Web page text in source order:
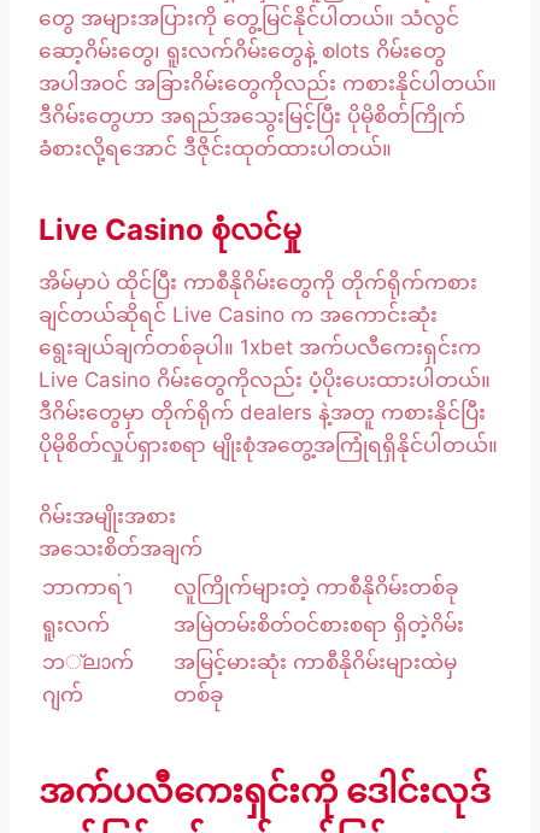
တွေ အများအပြားကို တွေ့မြင်နိုင်ပါတယ်။ သံလွင်
ဆော့ဂိမ်းတွေ၊ ရူးလက်ဂိမ်းတွေနဲ့ စlots ဂိမ်းတွေ
အပါအဝင် အခြားဂိမ်းတွေကိုလည်း ကစားနိုင်ပါတယ်။
ဒီဂိမ်းတွေဟာ အရည်အသွေးမြင့်ပြီး ပိုမိုစိတ်ကြိုက်
ခံစားလို့ရအောင် ဒီဇိုင်းထုတ်ထားပါတယ်။
Live Casino စုံလင်မှု
အိမ်မှာပဲ ထိုင်ပြီး ကာစီနိုဂိမ်းတွေကို တိုက်ရိုက်ကစား
ချင်တယ်ဆိုရင် Live Casino က အကောင်းဆုံး
ရွေးချယ်ချက်တစ်ခုပါ။ 1xbet အက်ပလီကေးရှင်းက
Live Casino ဂိမ်းတွေကိုလည်း ပံ့ပိုးပေးထားပါတယ်။
ဒီဂိမ်းတွေမှာ တိုက်ရိုက် dealers နဲ့အတူ ကစားနိုင်ပြီး
ပိုမိုစိတ်လှုပ်ရှားစရာ မျိုးစုံအတွေ့အကြုံရရှိနိုင်ပါတယ်။
ဂိမ်းအမျိုးအစား
အသေးစိတ်အချက်
ဘာကာရ่า
လူကြိုက်များတဲ့ ကာစီနိုဂိမ်းတစ်ခု
ရူးလက်
အမြဲတမ်းစိတ်ဝင်စားစရာ ရှိတဲ့ဂိမ်း
ဘ്ലാက်
ဂျက်
အမြင့်မားဆုံး ကာစီနိုဂိမ်းများထဲမှ
တစ်ခု
အက်ပလီကေးရှင်းကို ဒေါင်းလုဒ်